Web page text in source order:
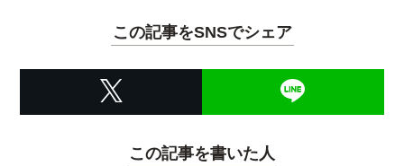
この記事をSNSでシェア
この記事を書いた人